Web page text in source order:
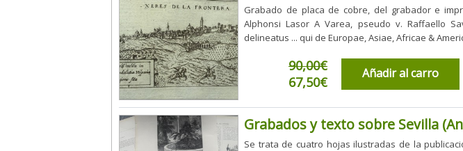
Grabado de placa de cobre, del grabador e
Alphonsi Lasor A Varea, pseudo v. Raffaello
delineatus ... qui de Europae, Asiae, Africae &
90,00€
67,50€
Añadir al carro
Grabados y texto sobre Sevilla
Se trata de cuatro hojas ilustradas de la